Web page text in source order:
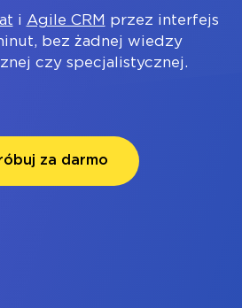
i Agile CRM przez interfejs
bez żadnej wiedzy
czy specjalistycznej.
za darmo